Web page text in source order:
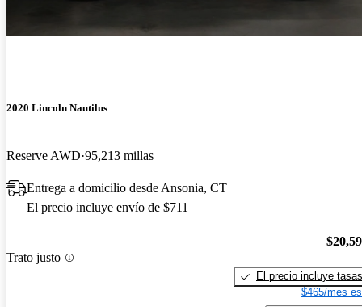
2020 Lincoln Nautilus
Reserve AWD 95,213 millas
Entrega a domicilio desde Ansonia, CT
El precio incluye envío de $711
Trato justo
El precio incluye tasas
$465/mes